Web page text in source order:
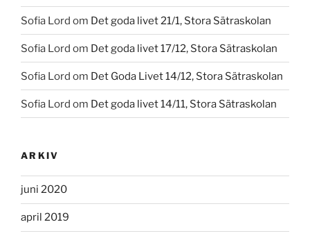
Sofia Lord om Det goda livet 21/1, Stora Sätraskolan
Sofia Lord om Det goda livet 17/12, Stora Sätraskolan
Sofia Lord om Det Goda Livet 14/12, Stora Sätraskolan
Sofia Lord om Det goda livet 14/11, Stora Sätraskolan
ARKIV
juni 2020
april 2019